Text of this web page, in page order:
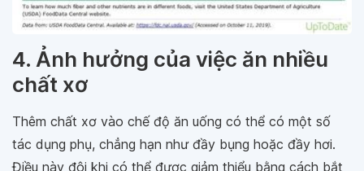
4. Ảnh hưởng của việc ăn nhiều
chất xơ
Thêm chất xơ vào chế độ ăn uống có thể có một số
tác dụng phụ, chẳng hạn như đầy bụng hoặc đầy hơi.
Điều này đôi khi có thể được giảm thiểu bằng cách bắt